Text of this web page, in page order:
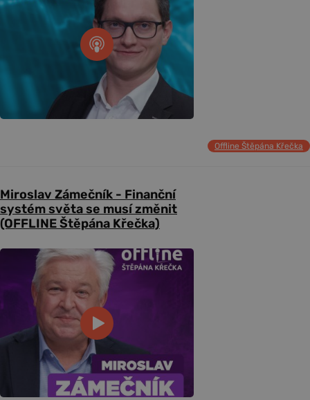
Offline Štěpána Křečka
Miroslav Zámečník - Finanční
systém světa se musí změnit
(OFFLINE Štěpána Křečka)